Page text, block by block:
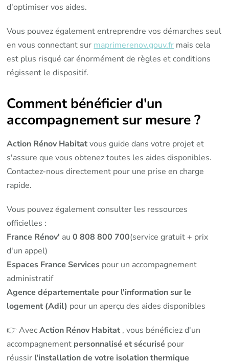
d'optimiser vos aides.
Vous pouvez également entreprendre vos démarches seul
en vous connectant sur maprimerenov.gouv.fr mais cela
est plus risqué car énormément de règles et conditions
régissent le dispositif.
Comment bénéficier d'un
accompagnement sur mesure ?
Action Rénov Habitatvous guide dans votre projet et
s'assure que vous obtenez toutes les aides disponibles.
Contactez-nous directement pour une prise en charge
rapide.
Vous pouvez également consulter les ressources
officielles :
France Rénov' au0 808 800 700(service gratuit + prix
d'un appel)
Espaces France Services pour un accompagnement
administratif
Agence départementale pour l'information sur le
logement (Adil) pour un aperçu des aides disponibles
👉 AvecAction Rénov Habitat , vous bénéficiez d'un
accompagnement personnalisé et sécurisé pour
réussir l'installation de votre isolation thermique